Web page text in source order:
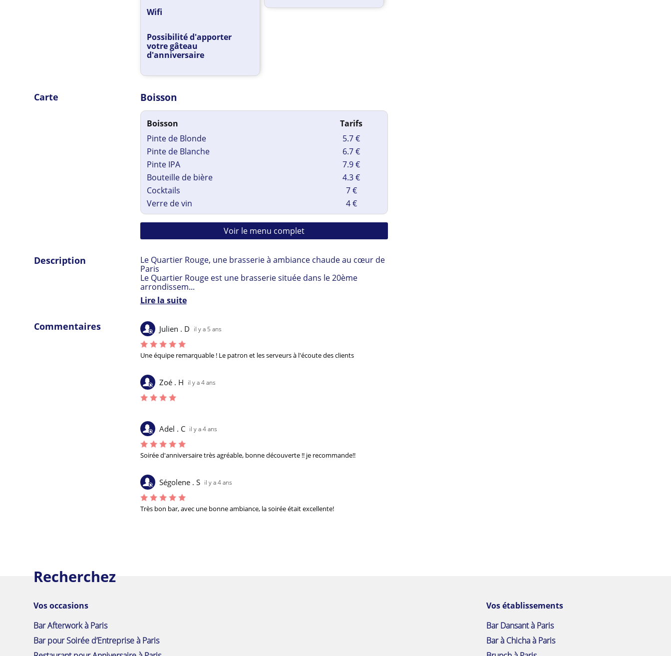
Wifi
Possibilité d'apporter
votre gâteau
d'anniversaire
Carte Boisson
Boisson
Tarifs
Pinte de Blonde
5.7 €
Pinte de Blanche
6.7 €
Pinte IPA
7.9 €
Bouteille de bière
4.3 €
Cocktails
7 €
Verre de vin
4 €
Voir le menu complet
Description
Le Quartier Rouge, une brasserie à ambiance chaude au cœur de
Paris
Le Quartier Rouge est une brasserie située dans le 20ème
arrondissem...
Lire la suite
Commentaires Julien . D il y a 5 ans
Une équipe remarquable ! Le patron et les serveurs à l'écoute des clients
Zoé . H il y a 4 ans
Adel . C il y a 4 ans
Soirée d'anniversaire très agréable, bonne découverte !! je recommande!!
Ségolene . S il y a 4 ans
Très bon bar, avec une bonne ambiance, la soirée était excellente!
Recherchez
Vos occasions
Bar Afterwork à Paris
Bar pour Soirée d’Entreprise à Paris
Vos établissements
Bar Dansant à Paris
Bar à Chicha à Paris